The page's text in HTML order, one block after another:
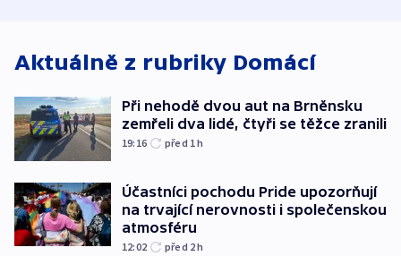
Aktuálně z rubriky Domácí
Při nehodě dvou aut na Brněnsku
zemřeli dva lidé, čtyři se těžce zranili
19:16 před 1h
Účastníci pochodu Pride upozorňují
na trvající nerovnosti i společenskou
atmosféru
12:02 před 2h